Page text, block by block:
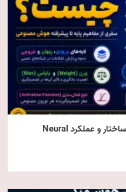
شبکه عصبی چیست؟ آموزش کامل ساختار و عملکرد Neural